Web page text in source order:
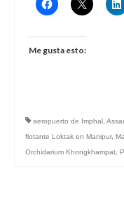
Me gusta esto:
aeropuerto de Imphal ,
flotante Loktak en Manipur,
Orchidarium Khongkhampat,